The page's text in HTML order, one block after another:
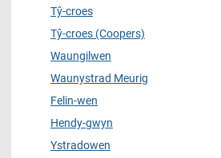
Tŷ-croes
Tŷ-croes (Coopers)
Waungilwen
Waunystrad Meurig
Felin-wen
Hendy-gwyn
Ystradowen